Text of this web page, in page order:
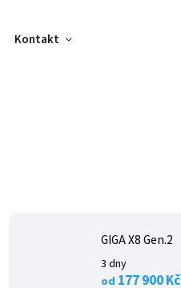
Kontakt
GIGA X8 Gen.2
3 dny
od 177 900 Kč